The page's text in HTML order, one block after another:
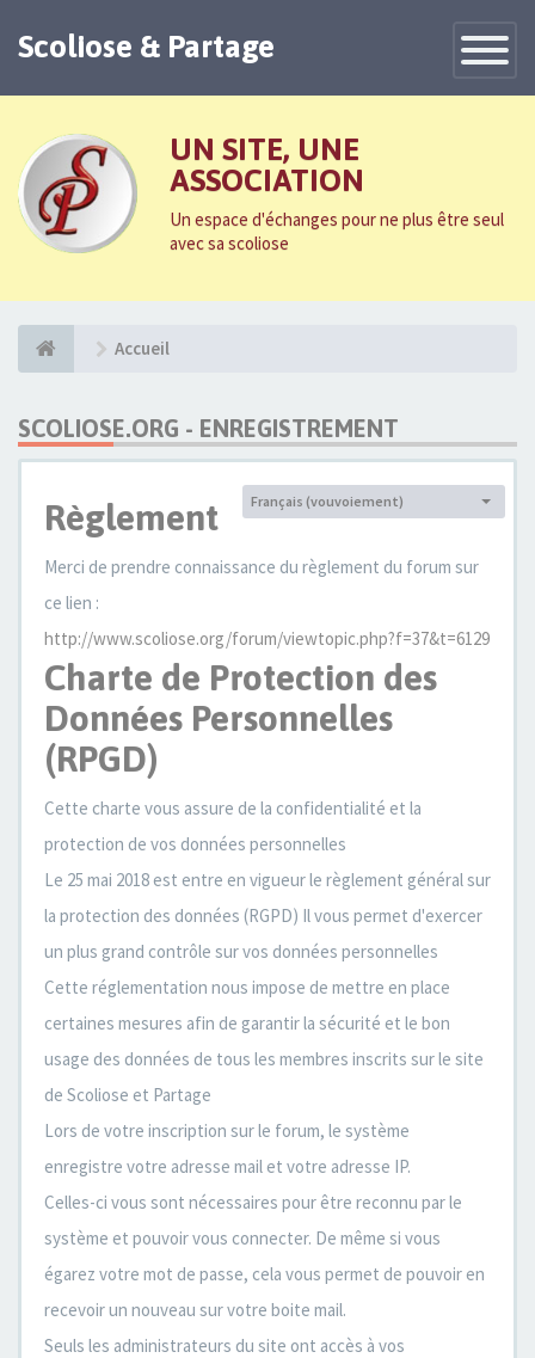
Toggle
Scoliose & Partage
UN SITE, UNE
ASSOCIATION
Un espace d'échanges pour ne plus être seul
avec sa scoliose
Accueil
SCOLIOSE.ORG - ENREGISTREMENT
Langue :
Français (vouvoiement)
Règlement
Merci de prendre connaissance du règlement du forum sur
ce lien :
http://www.scoliose.org/forum/viewtopic.php?f=37&t=6129
Charte de Protection des
Données Personnelles
(RPGD)
Cette charte vous assure de la confidentialité et la
protection de vos données personnelles
Le 25 mai 2018 est entre en vigueur le règlement général sur
la protection des données (RGPD) Il vous permet d'exercer
un plus grand contrôle sur vos données personnelles
Cette réglementation nous impose de mettre en place
certaines mesures afin de garantir la sécurité et le bon
usage des données de tous les membres inscrits sur le site
de Scoliose et Partage
Lors de votre inscription sur le forum, le système
enregistre votre adresse mail et votre adresse IP.
Celles-ci vous sont nécessaires pour être reconnu par le
système et pouvoir vous connecter. De même si vous
égarez votre mot de passe, cela vous permet de pouvoir en
recevoir un nouveau sur votre boite mail.
Seuls les administrateurs du site ont accès à vos